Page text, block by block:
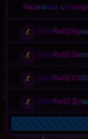
Название
[SvaRoG]
[SvaRoG]
[SvaRoG]